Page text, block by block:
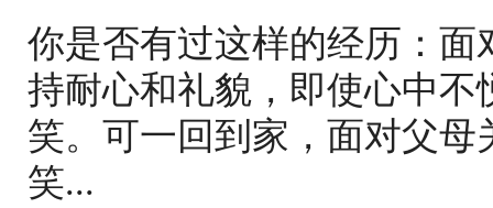
你是否有过这样的经历：
持耐心和礼貌，即使心中
笑。可一回到家，面对父
笑...